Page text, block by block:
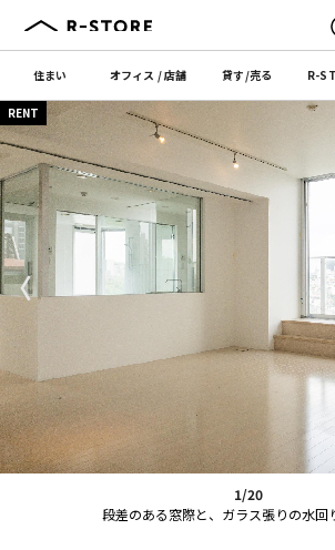
住まい オフィス /店舗 貸す/売る R-
1/20
段差のある窓際と、ガラス張りの水回
〈
RENT